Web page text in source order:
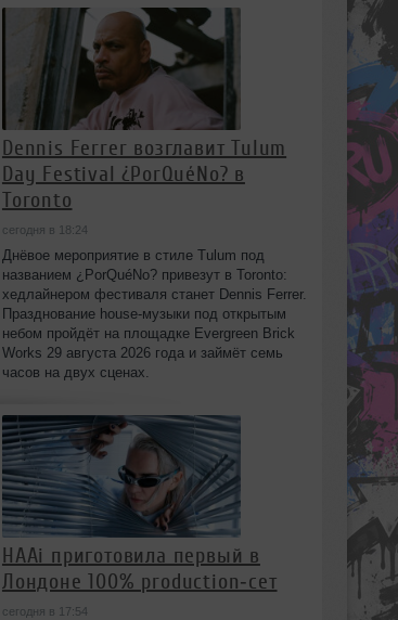
Dennis Ferrer возглавит Tulum
Day Festival ¿PorQuéNo? в
Toronto
сегодня в 18:24
Днёвое мероприятие в стиле Tulum под
названием ¿PorQuéNo? привезут в Toronto:
хедлайнером фестиваля станет Dennis Ferrer.
Празднование house-музыки под открытым
небом пройдёт на площадке Evergreen Brick
Works 29 августа 2026 года и займёт семь
часов на двух сценах.
HAAi приготовила первый в
Лондоне 100% production‑сет
сегодня в 17:54